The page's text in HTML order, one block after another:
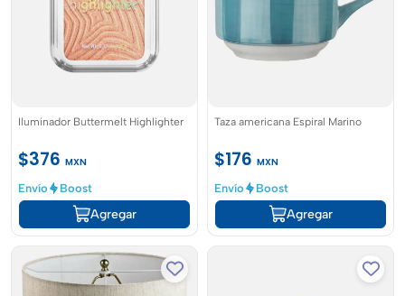
Iluminador Buttermelt Highlighter
$376 MXN
Envío
Boost
Agregar
Taza americana Espiral Marino
$176 MXN
Envío
Boost
Agregar